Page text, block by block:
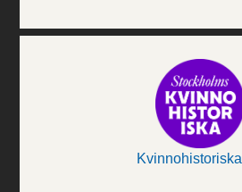
Kvinnohistoriska